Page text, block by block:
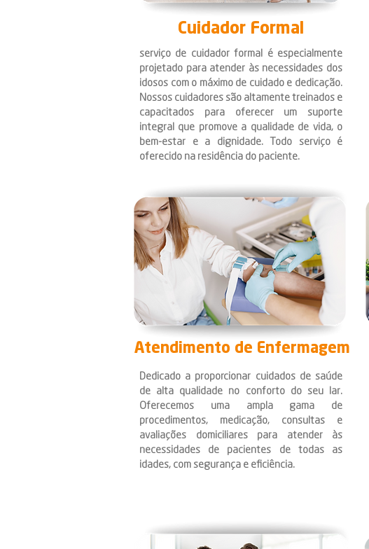
Cuidador Formal
serviço de cuidador formal é especialmente
projetado para atender às necessidades dos
idosos com o máximo de cuidado e dedicação.
Nossos cuidadores são altamente treinados e
capacitados para oferecer um suporte
integral que promove a qualidade de vida, o
bem-estar e a dignidade. Todo serviço é
oferecido na residência do paciente.
Atendimento de Enfermagem
Dedicado a proporcionar cuidados de saúde
de alta qualidade no conforto do seu lar.
Oferecemos uma ampla gama de
procedimentos, medicação, consultas e
avaliações domiciliares para atender às
necessidades de pacientes de todas as
idades, com segurança e eficiência.